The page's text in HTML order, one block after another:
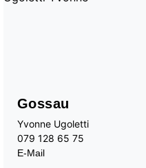
Gossau
Yvonne Ugoletti
079 128 65 75
E-Mail